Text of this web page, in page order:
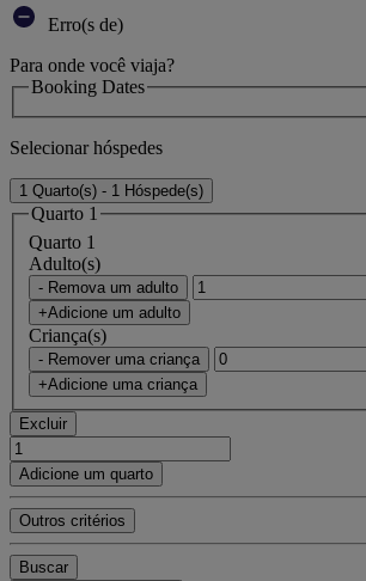
Erro(s de)
Para onde você viaja?
Booking Dates
Selecionar hóspedes
1 Quarto(s) - 1 Hóspede(s)
Quarto 1
Quarto 1
Adulto(s)
- Remova um adulto
+Adicione um adulto
Criança(s)
- Remover uma criança
+Adicione uma criança
Excluir
Adicione um quarto
Outros critérios
Buscar